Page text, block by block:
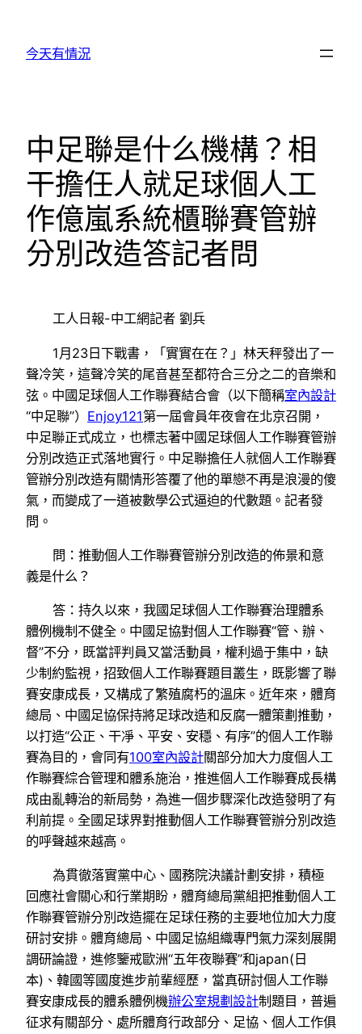
今天有情況
中足聯是什么機構？相
干擔任人就足球個人工
作億嵐系統櫃聯賽管辦
分別改造答記者問
工人日報-中工網記者 劉兵
1月23日下戰書，「實實在在？」林天秤發出了一
聲冷笑，這聲冷笑的尾音甚至都符合三分之二的音樂和
弦。中國足球個人工作聯賽結合會（以下簡稱室內設計
“中足聯”） Enjoy121第一屆會員年夜會在北京召開，
中足聯正式成立，也標志著中國足球個人工作聯賽管辦
分別改造正式落地實行。中足聯擔任人就個人工作聯賽
管辦分別改造有關情形答覆了他的單戀不再是浪漫的傻
氣，而變成了一道被數學公式逼迫的代數題。記者發
問。
問：推動個人工作聯賽管辦分別改造的佈景和意
義是什么？
答：持久以來，我國足球個人工作聯賽治理體系
體例機制不健全。中國足協對個人工作聯賽“管、辦、
督”不分，既當評判員又當活動員，權利過于集中，缺
少制約監視，招致個人工作聯賽題目叢生，既影響了聯
賽安康成長，又構成了繁殖腐朽的溫床。近年來，體育
總局、中國足協保持將足球改造和反腐一體策劃推動，
以打造“公正、干凈、平安、安穩、有序”的個人工作聯
賽為目的，會同有100室內設計關部分加大力度個人工
作聯賽綜合管理和體系施治，推進個人工作聯賽成長構
成由亂轉治的新局勢，為進一個步驟深化改造發明了有
利前提。全國足球界對推動個人工作聯賽管辦分別改造
的呼聲越來越高。
為貫徹落實黨中心、國務院決議計劃安排，積極
回應社會關心和行業期盼，體育總局黨組把推動個人工
作聯賽管辦分別改造擺在足球任務的主要地位加大力度
研討安排。體育總局、中國足協組織專門氣力深刻展開
調研論證，進修鑒戒歐洲“五年夜聯賽”和japan(日
本)、韓國等國度進步前輩經歷，當真研討個人工作聯
賽安康成長的體系體例機辦公室規劃設計制題目，普遍
征求有關部分、處所體育行政部分、足協、個人工作俱